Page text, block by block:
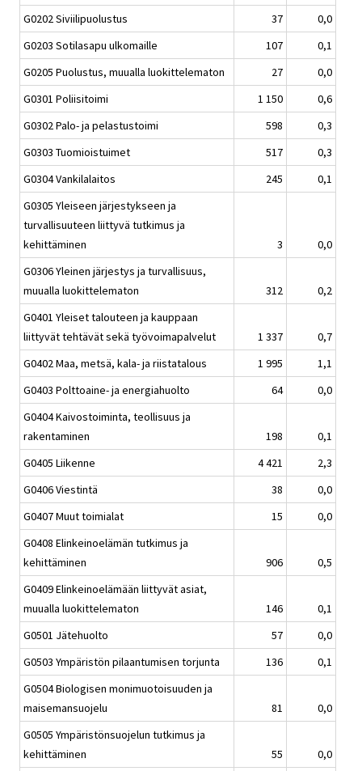
G0202 Siviilipuolustus
37
0,0
G0203 Sotilasapu ulkomaille
107
0,1
G0205 Puolustus, muualla luokittelematon
27
0,0
G0301 Poliisitoimi
1 150
0,6
G0302 Palo- ja pelastustoimi
598
0,3
G0303 Tuomioistuimet
517
0,3
G0304 Vankilalaitos
245
0,1
G0305 Yleiseen järjestykseen ja
turvallisuuteen liittyvä tutkimus ja
kehittäminen
3
0,0
G0306 Yleinen järjestys ja turvallisuus,
muualla luokittelematon
312
0,2
G0401 Yleiset talouteen ja kauppaan
liittyvät tehtävät sekä työvoimapalvelut
1 337
0,7
G0402 Maa, metsä, kala- ja riistatalous
1 995
1,1
G0403 Polttoaine- ja energiahuolto
64
0,0
G0404 Kaivostoiminta, teollisuus ja
rakentaminen
198
0,1
G0405 Liikenne
4 421
2,3
G0406 Viestintä
38
0,0
G0407 Muut toimialat
15
0,0
G0408 Elinkeinoelämän tutkimus ja
kehittäminen
906
0,5
G0409 Elinkeinoelämään liittyvät asiat,
muualla luokittelematon
146
0,1
G0501 Jätehuolto
57
0,0
G0503 Ympäristön pilaantumisen torjunta
136
0,1
G0504 Biologisen monimuotoisuuden ja
maisemansuojelu
81
0,0
G0505 Ympäristönsuojelun tutkimus ja
kehittäminen
55
0,0